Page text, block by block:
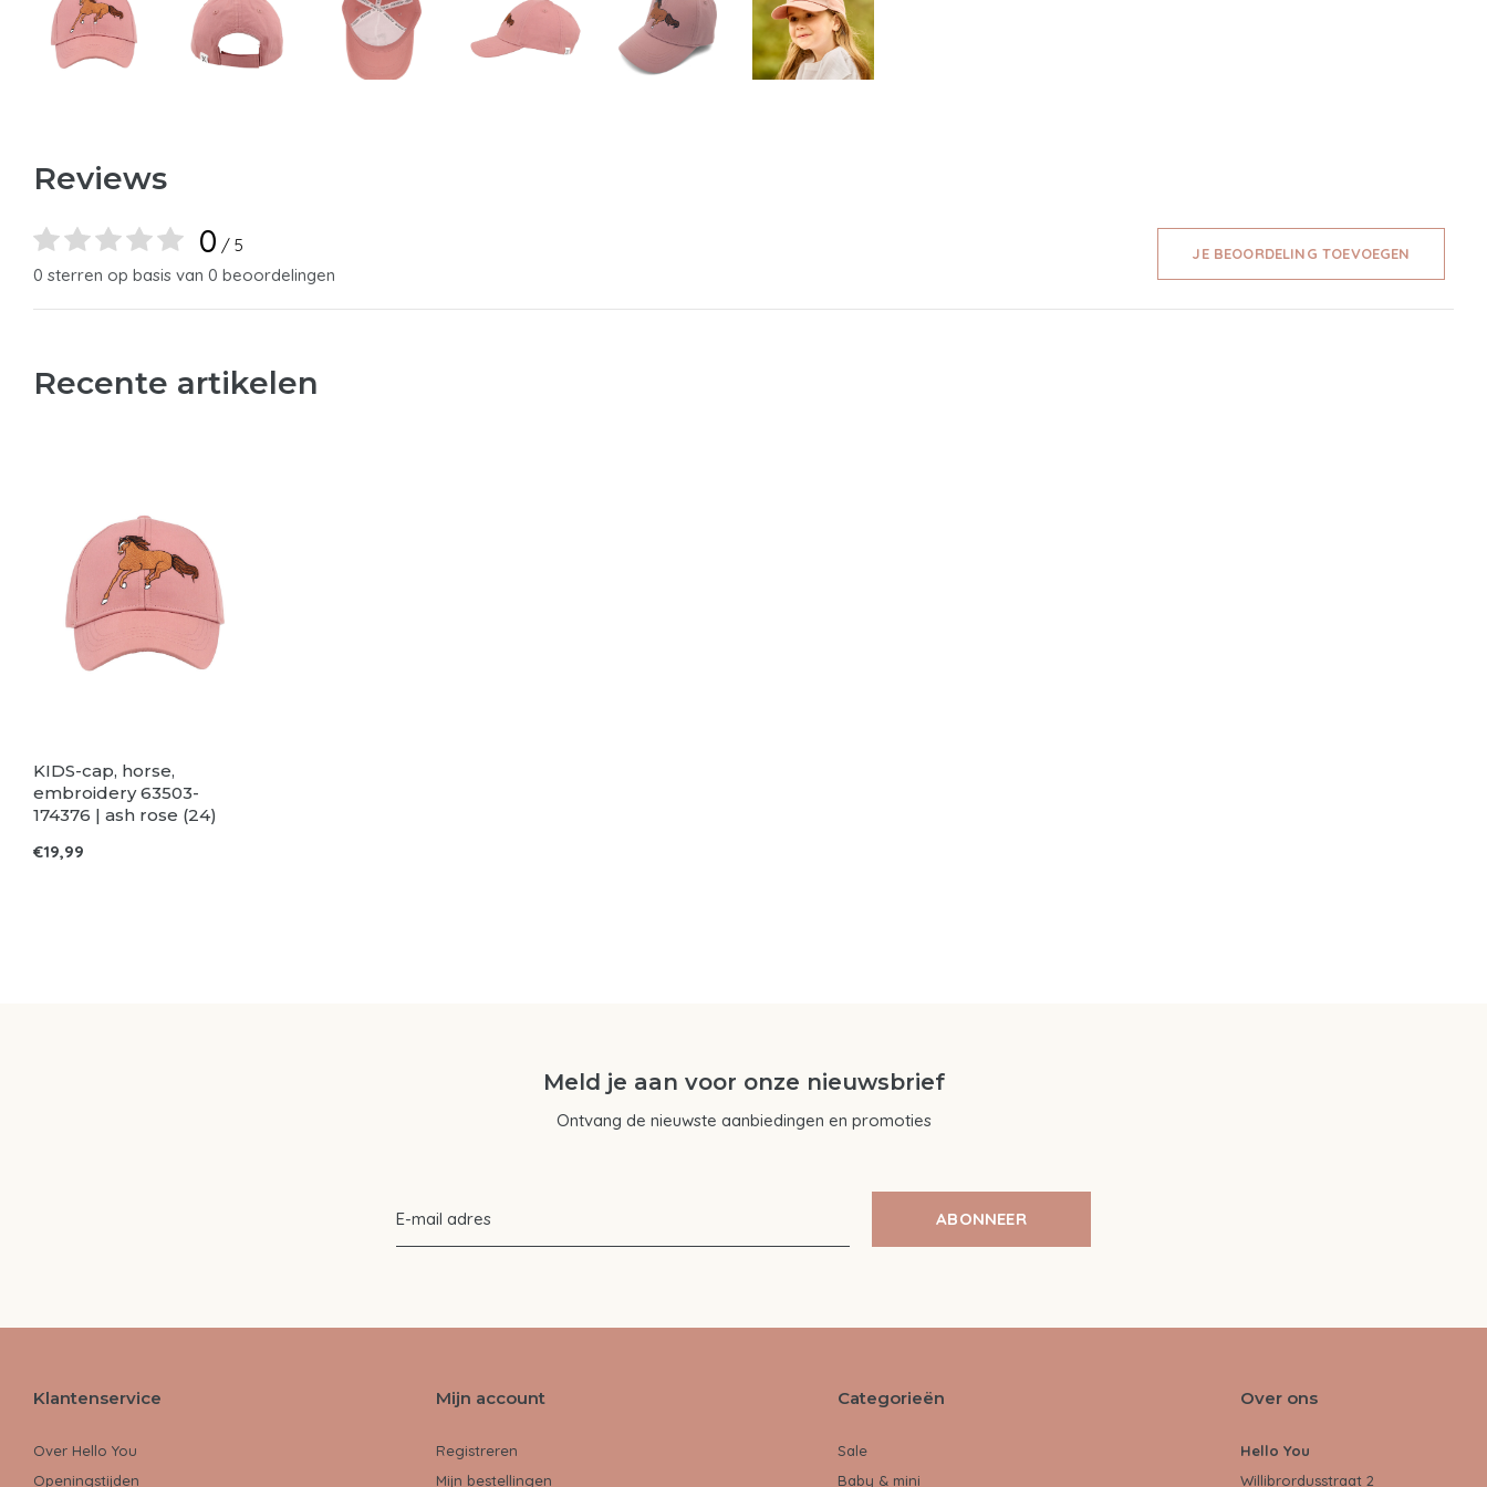
Reviews
0 / 5
0 sterren op basis van 0 beoordelingen
JE BEOORDELING TOEVOEGEN
Recente artikelen
KIDS-cap, horse,
embroidery 63503-
174376 | ash rose (24)
€19,99
Meld je aan voor onze nieuwsbrief
Ontvang de nieuwste aanbiedingen en promoties
ABONNEER
Klantenservice
Over Hello You
Openingstijden
Mijn account
Registreren
Mijn bestellingen
Categorieën
Sale
Baby & mini
Over ons
Hello You
Willibrordusstraat 2